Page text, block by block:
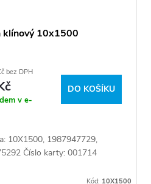
klínový 10x1500
bez DPH
v e-
DO KOŠÍKU
10X1500, 1987947729,
Číslo karty: 001714
Kód: 10X1500